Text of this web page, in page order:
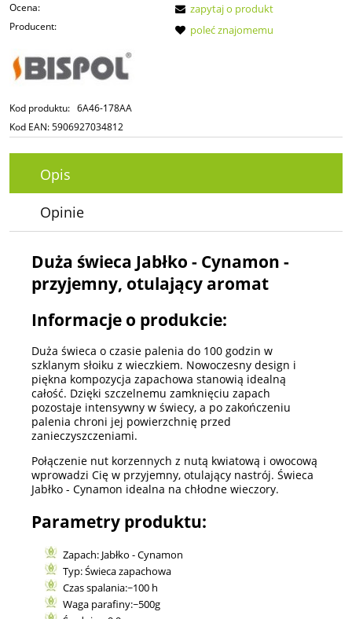
Ocena:
Producent:
Kod produktu: 6A46-178AA
Kod EAN:5906927034812
zapytaj o produkt
poleć znajomemu
Opis
Opinie
Duża świeca Jabłko - Cynamon -
przyjemny, otulający aromat
Informacje o produkcie:
Duża świeca o czasie palenia do 100 godzin w
szklanym słoiku z wieczkiem. Nowoczesny design i
piękna kompozycja zapachowa stanowią idealną
całość. Dzięki szczelnemu zamknięciu zapach
pozostaje intensywny w świecy, a po zakończeniu
palenia chroni jej powierzchnię przed
zanieczyszczeniami.
Połączenie nut korzennych z nutą kwiatową i owocową
wprowadzi Cię w przyjemny, otulający nastrój. Świeca
Jabłko - Cynamon idealna na chłodne wieczory.
Parametry produktu:
Zapach: Jabłko - Cynamon
Typ: Świeca zapachowa
Czas spalania:~100 h
Waga parafiny:~500g